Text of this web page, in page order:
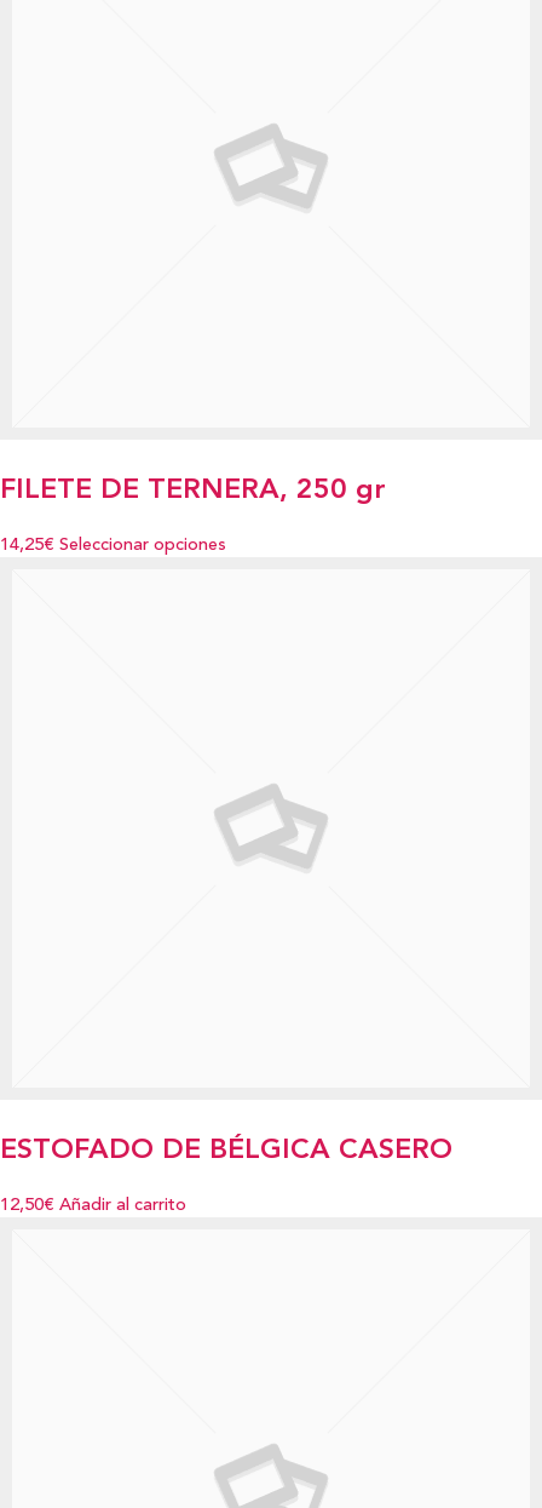
FILETE DE TERNERA, 250 gr
14,25€ Seleccionar opciones
ESTOFADO DE BÉLGICA CASERO
12,50€ Añadir al carrito